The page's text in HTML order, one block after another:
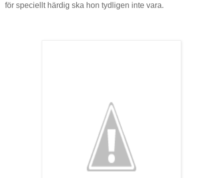
för speciellt härdig ska hon tydligen inte vara.